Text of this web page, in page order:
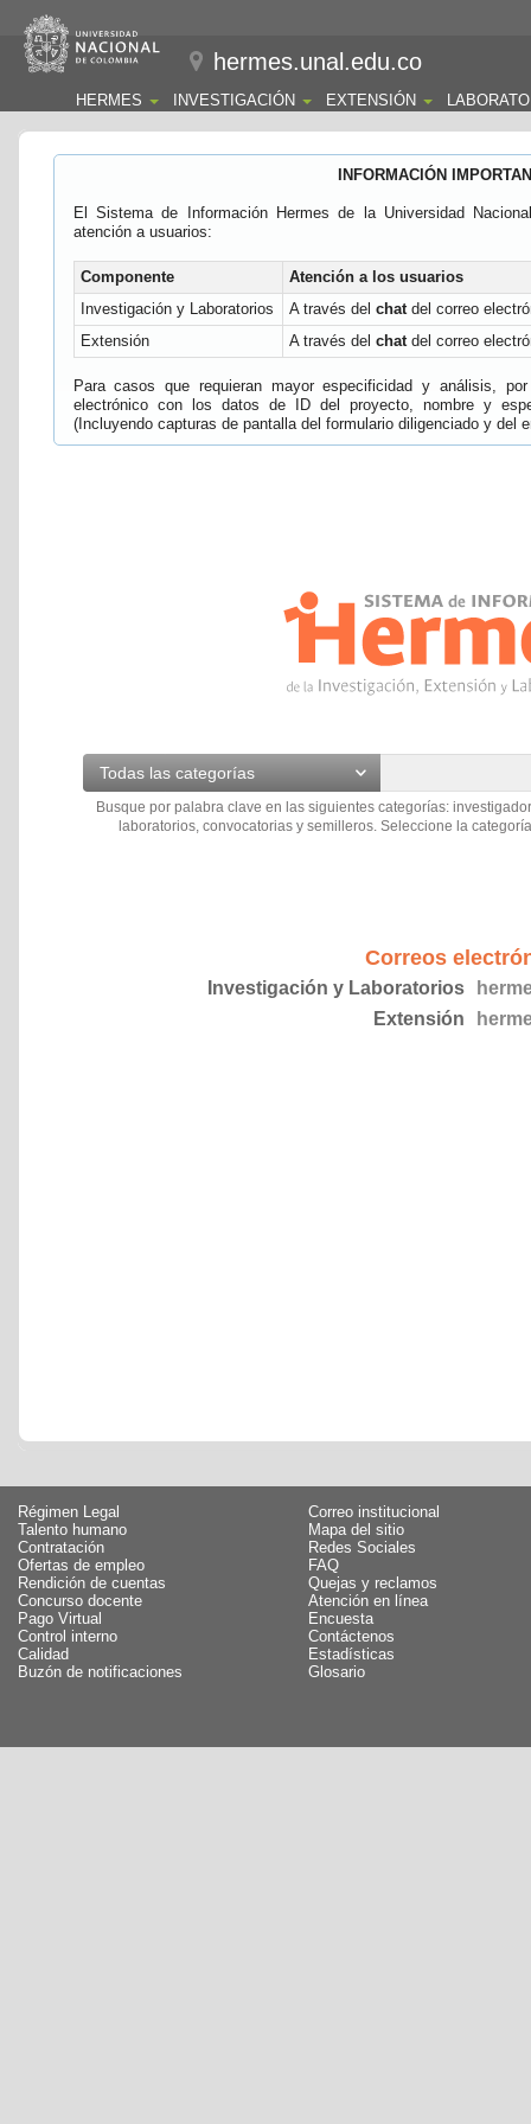
hermes.unal.edu.co
HERMES INVESTIGACIÓN EXTENSIÓN
INFORMACIÓN
El Sistema de Información Hermes de la Universidad
atención a usuarios:
Componente
Atención a los usuarios
Investigación y Laboratorios
A través del chatdel correo
Extensión
A través del chatdel correo
Para casos que requieran mayor especificidad y análisis,
electrónico con los datos de ID del proyecto, nombre y
(Incluyendo capturas de pantalla del formulario diligenciado y del
Todas las categorías
Busque por palabra clave en las siguientes categorías:
laboratorios, convocatorias y semilleros. Seleccione la
Correos
Investigación y Laboratorios
Extensión
Régimen Legal
Talento humano
Contratación
Ofertas de empleo
Rendición de cuentas
Concurso docente
Pago Virtual
Control interno
Calidad
Buzón de notificaciones
Correo institucional
Mapa del sitio
Redes Sociales
FAQ
Quejas y reclamos
Atención en línea
Encuesta
Contáctenos
Estadísticas
Glosario